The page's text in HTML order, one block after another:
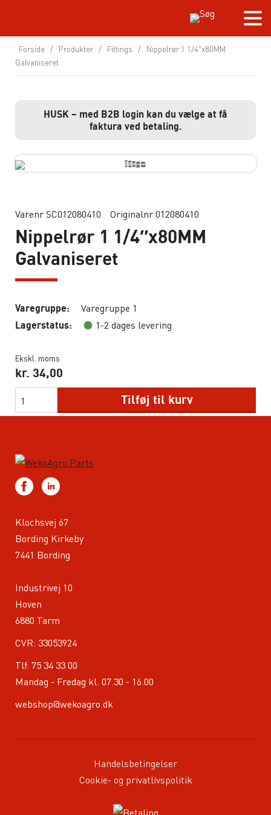
Forside / Produkter / Fittings / Nippelrør 1 1/4″x80MM
Galvaniseret
HUSK – med B2B login kan du vælge at få
faktura ved betaling.
Varenr SC012080410 Originalnr 012080410
Nippelrør 1 1/4″x80MM
Galvaniseret
Varegruppe: Varegruppe 1
Lagerstatus: 1-2 dages levering
Ekskl. moms
kr. 34,00
Tilføj til kurv
Klochsvej 67
Bording Kirkeby
7441 Bording
Industrivej 10
Hoven
6880 Tarm
CVR: 33053924
Tlf: 75 34 33 00
Mandag - Fredag kl. 07.30 - 16.00
webshop@wekoagro.dk
Handelsbetingelser
Cookie- og privatlivspolitik